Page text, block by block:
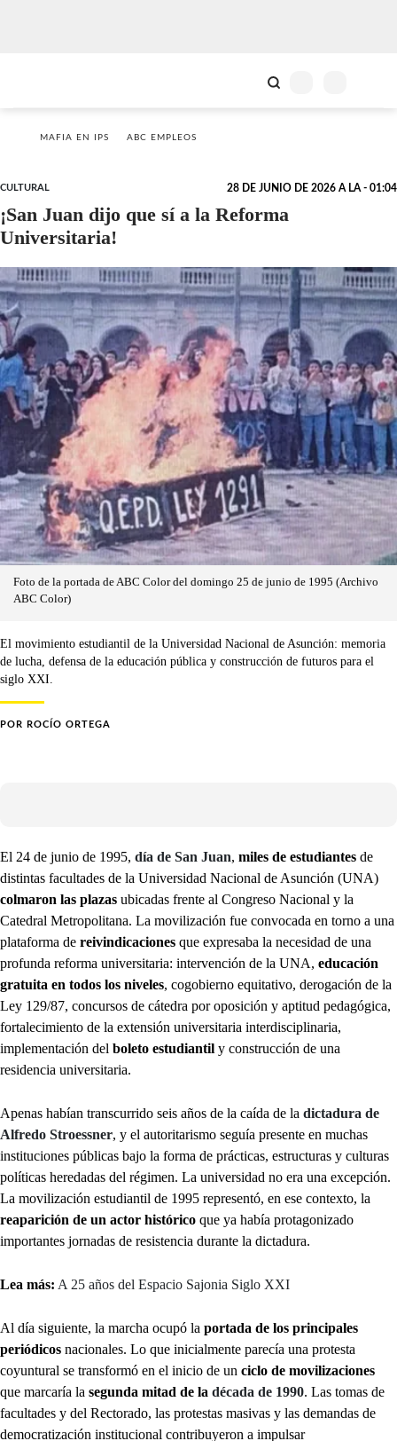
MAFIA EN IPS ABC EMPLEOS
CULTURAL 28 DE JUNIO DE 2026 A LA - 01:04
¡San Juan dijo que sí a la Reforma
Universitaria!
Foto de la portada de ABC Color del domingo 25 de junio de 1995 (Archivo
ABC Color)
El movimiento estudiantil de la Universidad Nacional de Asunción: memoria
de lucha, defensa de la educación pública y construcción de futuros para el
siglo XXI.
POR ROCÍO ORTEGA
El 24 de junio de 1995, día de San Juan, miles de estudiantes de
distintas facultades de la Universidad Nacional de Asunción (UNA)
colmaron las plazas ubicadas frente al Congreso Nacional y la
Catedral Metropolitana. La movilización fue convocada en torno a una
plataforma de reivindicaciones que expresaba la necesidad de una
profunda reforma universitaria: intervención de la UNA, educación
gratuita en todos los niveles, cogobierno equitativo, derogación de la
Ley 129/87, concursos de cátedra por oposición y aptitud pedagógica,
fortalecimiento de la extensión universitaria interdisciplinaria,
implementación del boleto estudiantil y construcción de una
residencia universitaria.
Apenas habían transcurrido seis años de la caída de la dictadura de
Alfredo Stroessner, y el autoritarismo seguía presente en muchas
instituciones públicas bajo la forma de prácticas, estructuras y culturas
políticas heredadas del régimen. La universidad no era una excepción.
La movilización estudiantil de 1995 representó, en ese contexto, la
reaparición de un actor histórico que ya había protagonizado
importantes jornadas de resistencia durante la dictadura.
Lea más: A 25 años del Espacio Sajonia Siglo XXI
Al día siguiente, la marcha ocupó la portada de los principales
periódicos nacionales. Lo que inicialmente parecía una protesta
coyuntural se transformó en el inicio de un ciclo de movilizaciones
que marcaría la segunda mitad de la década de 1990. Las tomas de
facultades y del Rectorado, las protestas masivas y las demandas de
democratización institucional contribuyeron a impulsar